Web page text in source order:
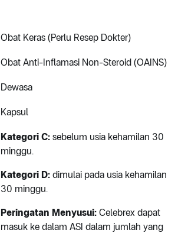
Obat Keras (Perlu Resep Dokter)
Obat Anti-Inflamasi Non-Steroid (OAINS)
Dewasa
Kapsul
Kategori C: sebelum usia kehamilan 30
minggu.
Kategori D: dimulai pada usia kehamilan
30 minggu.
Peringatan Menyusui: Celebrex dapat
masuk ke dalam ASI dalam jumlah yang